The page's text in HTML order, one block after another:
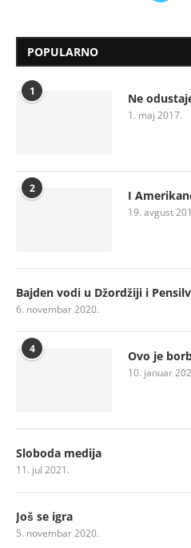
POPULARNO
1 Ne
1. maj 2017.
2 I
19. avgust
Bajden vodi u Džordžiji i
6. novembar 2020.
4 Ovo je
10. januar
Sloboda medija
11. jul 2021.
Još se igra
5. novembar 2020.